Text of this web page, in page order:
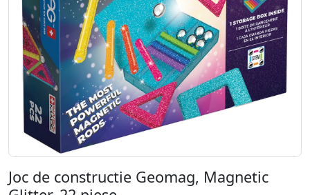
Joc de constructie Geomag, Magnetic